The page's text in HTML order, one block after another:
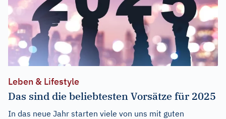
Leben & Lifestyle
Das sind die beliebtesten Vorsätze für 2025
In das neue Jahr starten viele von uns mit guten